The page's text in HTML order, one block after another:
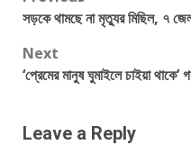
navigation
সড়কে থামছে না মৃত্যুর মিছিল, ৭
Next
‘প্রেমের মানুষ ঘুমাইলে চাইয়া
Leave a Reply